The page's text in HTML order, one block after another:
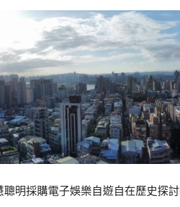
聰明採購電子娛樂自遊自在歷史探討